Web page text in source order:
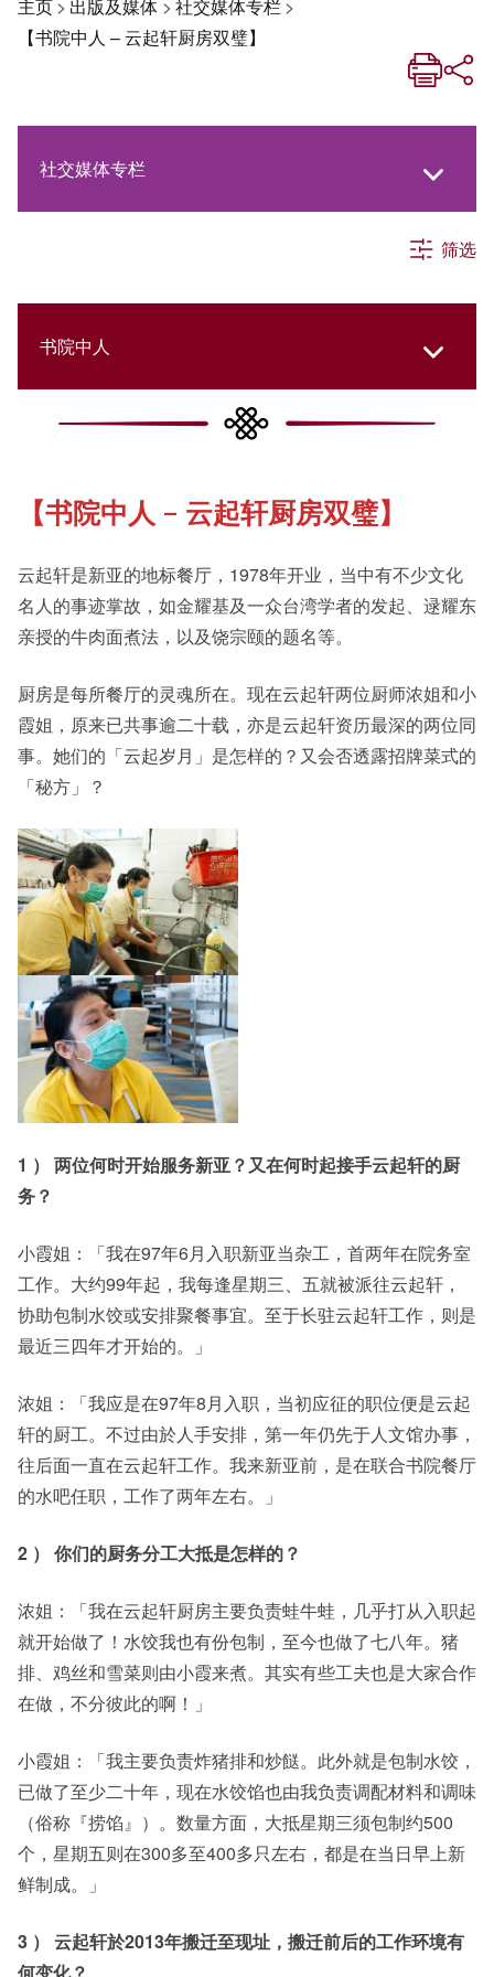
主页> 出版及媒体 > 社交媒体专栏>
【书院中人 – 云起轩厨房双璧】
社交媒体专栏
《新亚．新知》
《新亚简讯》
《新亚书院概览》
其他书院出版
新亚影集
影片库
筛选
书院中人
New Asia Then and Now
Our History Gallery
Campus Tour
New Asianships
【书院中人 – 云起轩厨房双璧】
云起轩是新亚的地标餐厅，1978年开业，当中有不少文化
名人的事迹掌故，如金耀基及一众台湾学者的发起、逯耀东
亲授的牛肉面煮法，以及饶宗颐的题名等。
厨房是每所餐厅的灵魂所在。现在云起轩两位厨师浓姐和小
霞姐，原来已共事逾二十载，亦是云起轩资历最深的两位同
事。她们的「云起岁月」是怎样的？又会否透露招牌菜式的
「秘方」？
1 ） 两位何时开始服务新亚？又在何时起接手云起轩的厨
务？
小霞姐：「我在97年6月入职新亚当杂工，首两年在院务室
工作。大约99年起，我每逢星期三、五就被派往云起轩，
协助包制水饺或安排聚餐事宜。至于长驻云起轩工作，则是
最近三四年才开始的。」
浓姐：「我应是在97年8月入职，当初应征的职位便是云起
轩的厨工。不过由於人手安排，第一年仍先于人文馆办事，
往后面一直在云起轩工作。我来新亚前，是在联合书院餐厅
的水吧任职，工作了两年左右。」
2 ） 你们的厨务分工大抵是怎样的？
浓姐：「我在云起轩厨房主要负责蛙牛蛙，几乎打从入职起
就开始做了！水饺我也有份包制，至今也做了七八年。猪
排、鸡丝和雪菜则由小霞来煮。其实有些工夫也是大家合作
在做，不分彼此的啊！」
小霞姐：「我主要负责炸猪排和炒餸。此外就是包制水饺，
已做了至少二十年，现在水饺馅也由我负责调配材料和调味
（俗称『捞馅』）。数量方面，大抵星期三须包制约500
个，星期五则在300多至400多只左右，都是在当日早上新
鲜制成。」
3 ） 云起轩於2013年搬迁至现址，搬迁前后的工作环境有
何变化？